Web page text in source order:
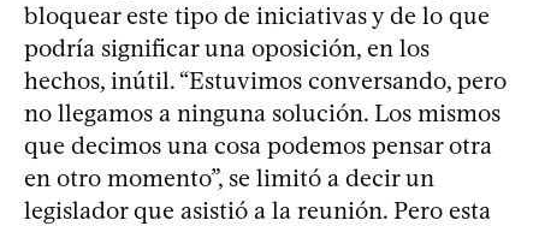
bloquear este tipo de iniciativas y de lo que
podría significar una oposición, en los
hechos, inútil. “Estuvimos conversando, pero
no llegamos a ninguna solución. Los mismos
que decimos una cosa podemos pensar otra
en otro momento”, se limitó a decir un
legislador que asistió a la reunión. Pero esta